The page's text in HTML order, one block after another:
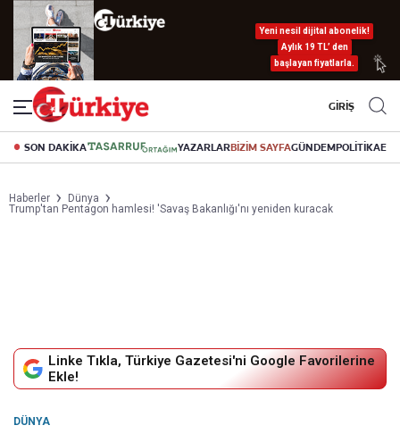
Yeni nesil dijital abonelik!
Aylık 19 TL’ den
başlayan fiyatlarla.
GİRİŞ
SON DAKİKA YAZARLARBİZİM SAYFAGÜNDEMPOLİTİKA
Haberler
Dünya
Trump'tan Pentagon hamlesi! 'Savaş Bakanlığı'nı yeniden kuracak
Linke Tıkla, Türkiye Gazetesi'ni Google Favorilerine
Ekle!
DÜNYA